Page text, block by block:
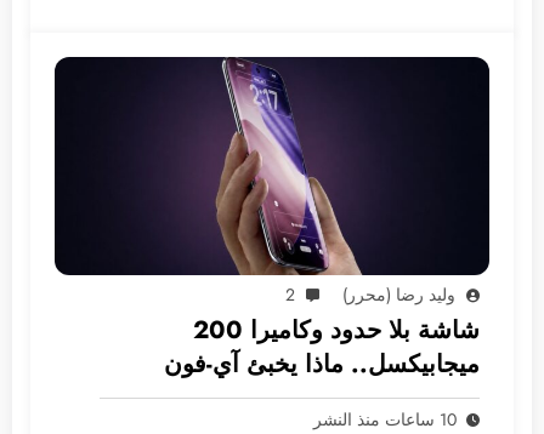
وليد رضا (محرر) 2
شاشة بلا حدود وكاميرا 200
ميجابيكسل.. ماذا يخبئ آي-فون
2028؟
10 ساعات منذ النشر